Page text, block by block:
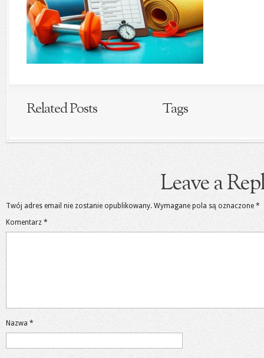
Related Posts Tags
Leave a
Twój adres email nie zostanie opublikowany. Wymagane pola są oznaczone *
Komentarz *
Nazwa *